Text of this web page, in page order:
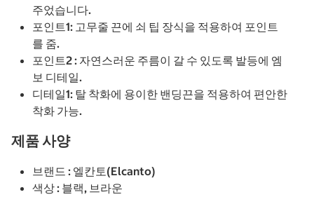
주었습니다.
포인트1: 고무줄 끈에 쇠 팁 장식을 적용하여 포인트
를 줌.
포인트2 : 자연스러운 주름이 갈 수 있도록 발등에 엠
보 디테일.
디테일1: 탈 착화에 용이한 밴딩끈을 적용하여 편안한
착화 가능.
제품 사양
브랜드 : 엘칸토(Elcanto)
색상 : 블랙, 브라운